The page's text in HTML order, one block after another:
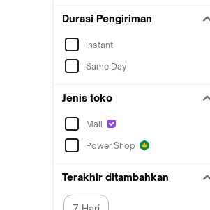
Durasi Pengiriman
Instant
Same Day
Jenis toko
Mall
Power Shop
Terakhir ditambahkan